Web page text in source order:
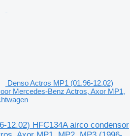
Denso Actros MP1 (01.96-12.02)
Mercedes-Benz Actros, Axor MP1,
12.02) HFC134A airco condensor